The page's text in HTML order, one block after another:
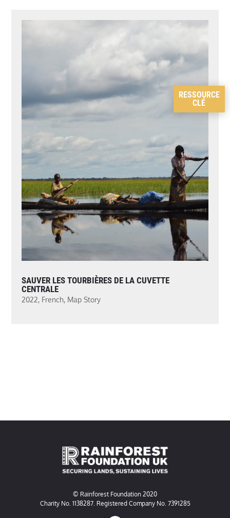
SAUVER LES TOURBIÈRES DE LA CUVETTE
CENTRALE
2022, French, Map Story
RESSOURCE
CLÉ
© Rainforest Foundation 2020
Charity No. 1138287. Registered Company No. 7391285